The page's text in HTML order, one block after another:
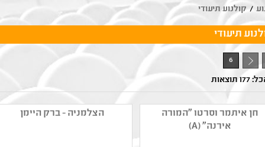
/ קולנוע תיעודי
תיעודי
6
תוצאות
חן איתמר וסרטו "המורה
אירנה" (A)
הצלמניה - ברק היימן